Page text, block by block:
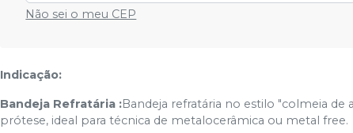
Não sei o meu CEP
Indicação:
Bandeja Refratária :Bandeja refratária no estilo "colmeia
prótese, ideal para técnica de metalocerâmica ou metal free.